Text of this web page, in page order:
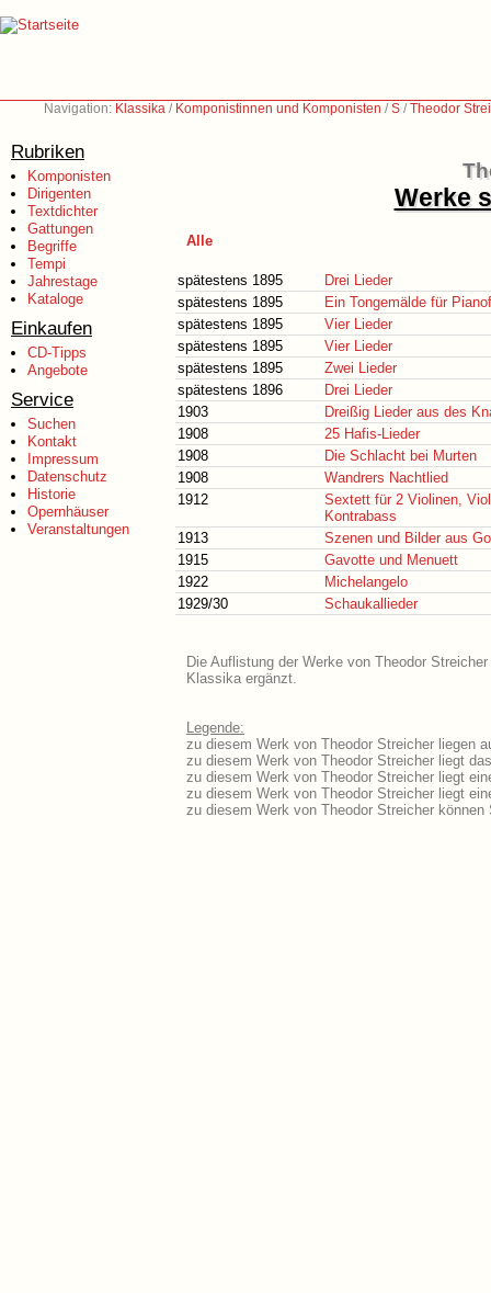
Navigation: Klassika / Komponistinnen und Komponisten /S /Theodor
Rubriken
Komponisten
Dirigenten
Textdichter
Gattungen
Begriffe
Tempi
Jahrestage
Kataloge
Einkaufen
CD-Tipps
Angebote
Service
Suchen
Kontakt
Impressum
Datenschutz
Historie
Opernhäuser
Veranstaltungen
Werke
Alle
spätestens 1895
Drei Lieder
spätestens 1895
Ein Tongemälde für
spätestens 1895
Vier Lieder
spätestens 1895
Vier Lieder
spätestens 1895
Zwei Lieder
spätestens 1896
Drei Lieder
1903
Dreißig Lieder aus des
1908
25 Hafis-Lieder
1908
Die Schlacht bei Murten
1908
Wandrers Nachtlied
1912
Sextett für 2 Violinen,
Kontrabass
1913
Szenen und Bilder aus
1915
Gavotte und Menuett
1922
Michelangelo
1929/30
Schaukallieder
Die Auflistung der Werke von Theodor
Klassika ergänzt.
Legende:
zu diesem Werk von Theodor Streicher liegen
zu diesem Werk von Theodor Streicher liegt
zu diesem Werk von Theodor Streicher liegt
zu diesem Werk von Theodor Streicher liegt
zu diesem Werk von Theodor Streicher können